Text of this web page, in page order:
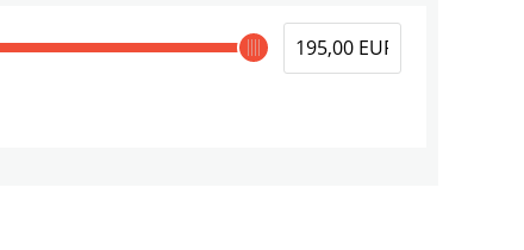
14,39 EUR